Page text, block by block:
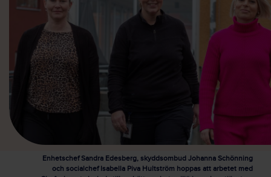
Enhetschef Sandra Edesberg, skyddsombud Johanna Schönning
och socialchef Isabella Piva Hultström hoppas att arbetet med